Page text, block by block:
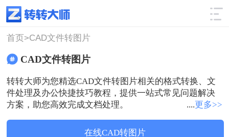
使用技巧 筛选
首页>CAD文件转图片
CAD文件转图片
转转大师为您精选CAD文件转图片相关的格式转换、文
件处理及办公快捷技巧教程，提供一站式常见问题解决
方案，助您高效完成文档处理。
....更多>>
在线CAD转图片